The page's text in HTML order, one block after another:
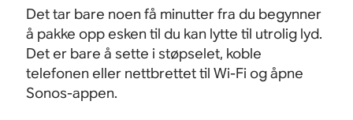
Det tar bare noen få minutter fra du begynner
å pakke opp esken til du kan lytte til utrolig lyd.
Det er bare å sette i støpselet, koble
telefonen eller nettbrettet til Wi-Fi og åpne
Sonos-appen.